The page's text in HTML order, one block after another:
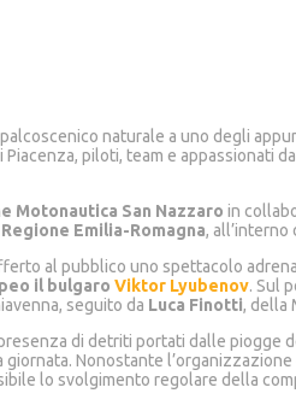
naturale a uno degli
piloti, team e appassionati da
Motonautica San Nazzaro in
Regione Emilia-Romagna,
al pubblico uno spettacolo
il bulgaro Viktor Lyubenov. Sul
seguito da Luca Finotti, della
di detriti portati dalle
Nonostante l’organizzazione
lo svolgimento regolare della